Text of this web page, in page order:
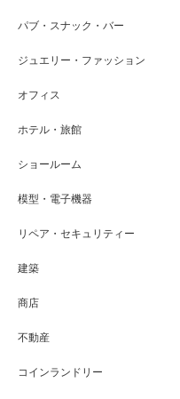
パブ・スナック・バー
ジュエリー・ファッション
オフィス
ホテル・旅館
ショールーム
模型・電子機器
リペア・セキュリティー
建築
商店
不動産
コインランドリー